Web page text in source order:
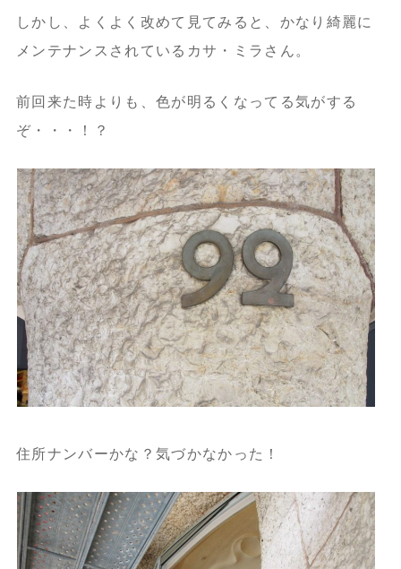
しかし、よくよく改めて見てみると、かなり綺麗に
メンテナンスされているカサ・ミラさん。
前回来た時よりも、色が明るくなってる気がする
ぞ・・・！？
住所ナンバーかな？気づかなかった！